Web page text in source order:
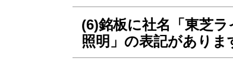
(6)銘板に社名「東芝
照明」の表記がありま